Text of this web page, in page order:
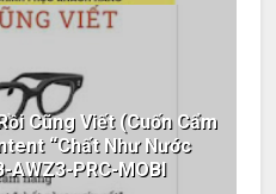
Cũng Viết (Cuốn Cẩm
“Chất Như Nước
AWZ3-PRC-MOBI